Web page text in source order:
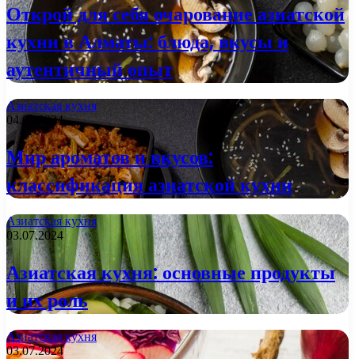
Открой для себя очарование азиатской
кухни в Алматы: блюда, вкусы и
аутентичный опыт
Азиатская кухня
04.07.2024
Мир ароматов и вкусов:
классификация азиатской кухни
Азиатская кухня
03.07.2024
Азиатская кухня: основные продукты
и их роль
Азиатская кухня
03.07.2024